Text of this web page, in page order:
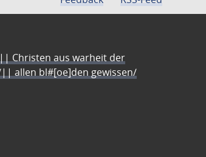
Christen aus warheit der
allen bl#[oe]den gewissen/